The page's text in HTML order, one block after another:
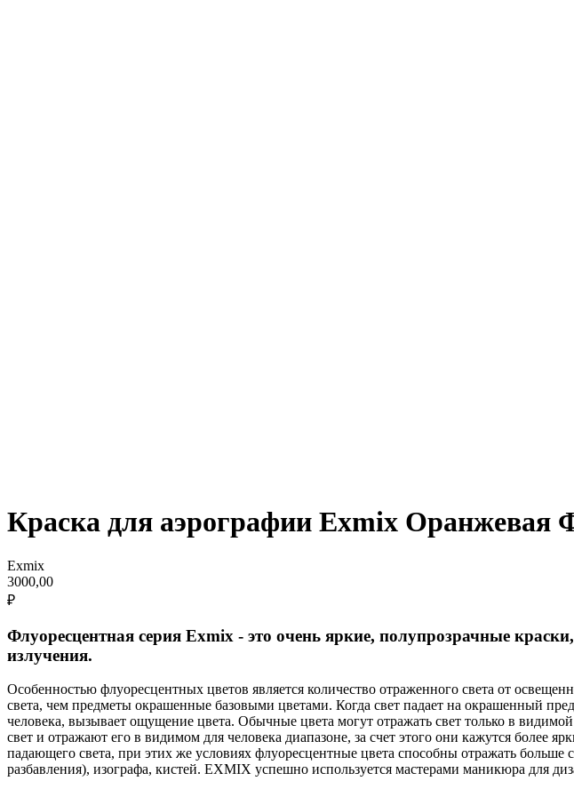
Краска для аэрографии Exmix Оранжевая
Exmix
3000,00
₽
Флуоресцентная серия Exmix - это очень яркие, полупрозрачные
излучения.
Особенностью флуоресцентных цветов является количество отраженного света от
света, чем предметы окрашенные базовыми цветами. Когда свет падает на окрашенный
человека, вызывает ощущение цвета. Обычные цвета могут отражать свет только в
свет и отражают его в видимом для человека диапазоне, за счет этого они кажутся
падающего света, при этих же условиях флуоресцентные цвета способны отражать
разбавления), изографа, кистей. EXMIX успешно используется мастерами маникюра для